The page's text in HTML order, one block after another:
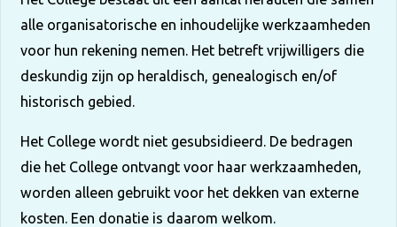
alle organisatorische en inhoudelijke werkzaamheden
voor hun rekening nemen. Het betreft vrijwilligers die
deskundig zijn op heraldisch, genealogisch en/of
historisch gebied.
Het College wordt niet gesubsidieerd. De bedragen
die het College ontvangt voor haar werkzaamheden,
worden alleen gebruikt voor het dekken van externe
kosten. Een donatie is daarom welkom.